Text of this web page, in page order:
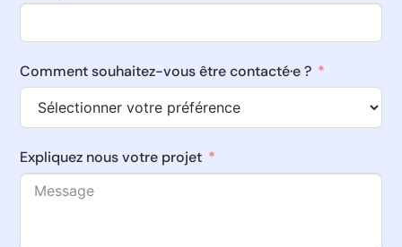
Comment souhaitez-vous être contacté·e ?
Expliquez nous votre projet